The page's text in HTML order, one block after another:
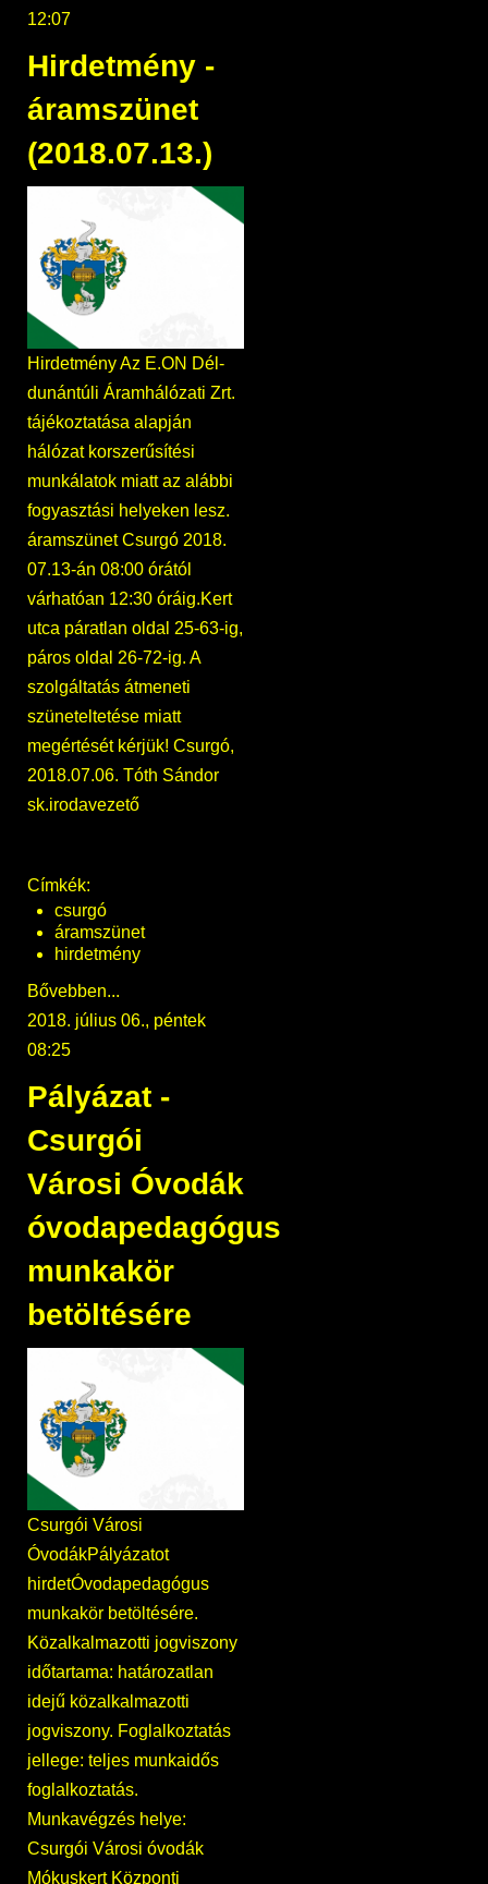
12:07
Hirdetmény -
áramszünet
(2018.07.13.)
Hirdetmény Az E.ON Dél-
dunántúli Áramhálózati Zrt.
tájékoztatása alapján
hálózat korszerűsítési
munkálatok miatt az alábbi
fogyasztási helyeken lesz.
áramszünet Csurgó 2018.
07.13-án 08:00 órától
várhatóan 12:30 óráig.Kert
utca páratlan oldal 25-63-ig,
páros oldal 26-72-ig. A
szolgáltatás átmeneti
szüneteltetése miatt
megértését kérjük! Csurgó,
2018.07.06. Tóth Sándor
sk.irodavezető
Címkék:
csurgó
áramszünet
hirdetmény
Bővebben...
2018. július 06., péntek
08:25
Pályázat -
Csurgói
Városi Óvodák
óvodapedagógus
munkakör
betöltésére
Csurgói Városi
ÓvodákPályázatot
hirdetÓvodapedagógus
munkakör betöltésére.
Közalkalmazotti jogviszony
időtartama: határozatlan
idejű közalkalmazotti
jogviszony. Foglalkoztatás
jellege: teljes munkaidős
foglalkoztatás.
Munkavégzés helye:
Csurgói Városi óvodák
Mókuskert Központi